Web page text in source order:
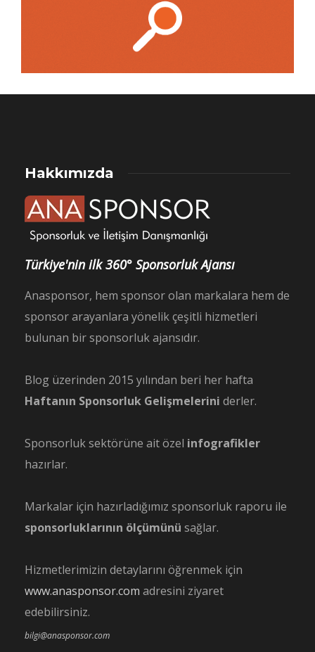
Hakkımızda
Türkiye'nin ilk 360° Sponsorluk Ajansı
Anasponsor, hem sponsor olan markalara hem de
sponsor arayanlara yönelik çeşitli hizmetleri
bulunan bir sponsorluk ajansıdır.
Blog üzerinden 2015 yılından beri her hafta
Haftanın Sponsorluk Gelişmelerini derler.
Sponsorluk sektörüne ait özel infografikler
hazırlar.
Markalar için hazırladığımız sponsorluk raporu ile
sponsorluklarının ölçümünü sağlar.
Hizmetlerimizin detaylarını öğrenmek için
www.anasponsor.com adresini ziyaret
edebilirsiniz.
bilgi@anasponsor.com